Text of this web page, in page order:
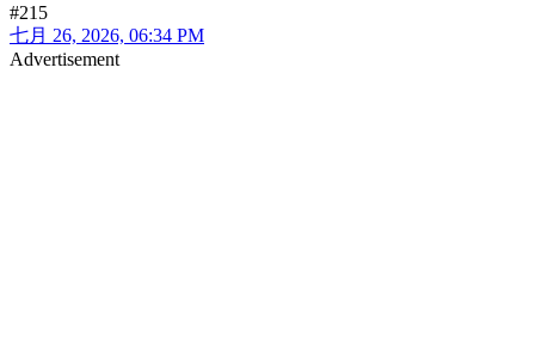
#215
七月 26, 2026, 06:34 PM
Advertisement